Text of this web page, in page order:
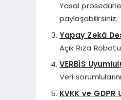
Yasal
paylaşabilirsiniz.
Yapay Zekâ
Açık Rıza
VERBİS
Veri
KVKK ve